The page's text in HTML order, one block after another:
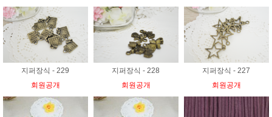
지퍼장식 - 229
회원공개
지퍼장식 - 228
회원공개
지퍼장식 - 227
회원공개